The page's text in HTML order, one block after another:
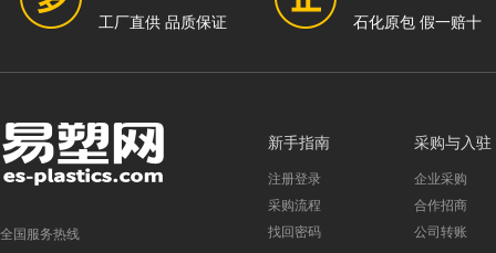
工厂直供 品质保证 石化原包 假一赔十
全国服务热线
新手指南
注册登录
采购流程
找回密码
采购与入驻
企业采购
合作招商
公司转账